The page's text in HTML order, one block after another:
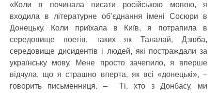
«Коли я починала писати російською мовою, я
входила в літературне об’єднання імені Сосюри в
Донецьку. Коли приїхала в Київ, я потрапила в
середовище поетів, таких як Талалай, Дзюба,
середовище дисидентів і людей, які постраждали за
українську мову. Мене просто зачепило, я вперше
відчула, що я страшно вперта, як всі «донецькі», –
говорить письменниця. – Ті, хто з Донбасу, ми